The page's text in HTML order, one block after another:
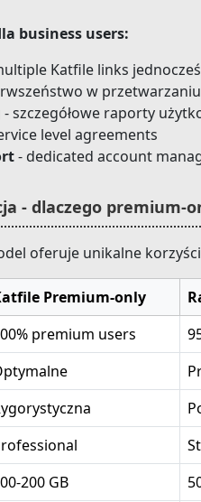
business users:
Katfile links
w przetwarzaniu
- szczegółowe raporty
level agreements
- dedicated account
- dlaczego premium-
oferuje unikalne
Premium-only
premium users
200 GB